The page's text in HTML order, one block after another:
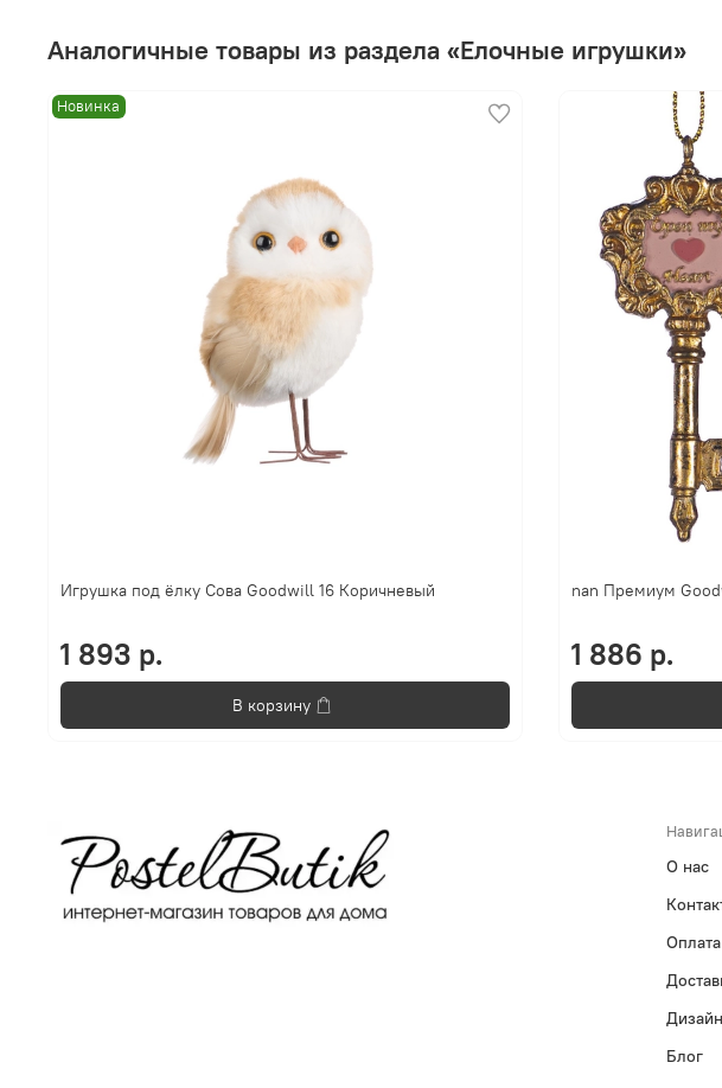
Аналогичные товары из раздела «Елочные игрушки»
Новинка
Игрушка под ёлку Сова Goodwill 16 Коричневый
1 893 р.
В корзину
nan Премиум
1 886 р.
О нас
Оплата
Блог